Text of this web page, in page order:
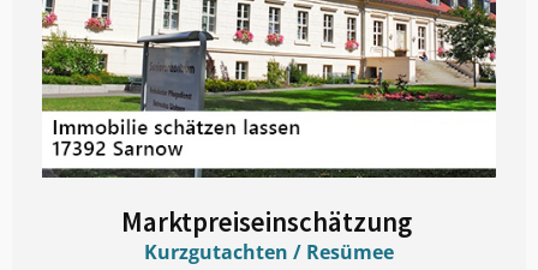
Marktpreiseinschätzung ​
Kurzgutachten / Resümee